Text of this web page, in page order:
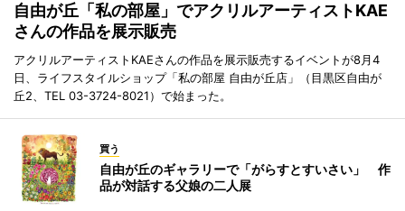
自由が丘「私の部屋」でアクリルアーティストKAE
さんの作品を展示販売
アクリルアーティストKAEさんの作品を展示販売するイベントが8月4
日、ライフスタイルショップ「私の部屋 自由が丘店」（目黒区自由が
丘2、TEL 03-3724-8021）で始まった。
買う
自由が丘のギャラリーで「がらすとすいさい」 作
品が対話する父娘の二人展